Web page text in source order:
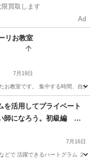
買取します
Ad
リお教室
7月19日
お教室です。 集中する時間、自
モンテッソーリ
活用してプライベート
師になろう。初級編 テ
7月16日
どで 活躍できるハートグラム ２